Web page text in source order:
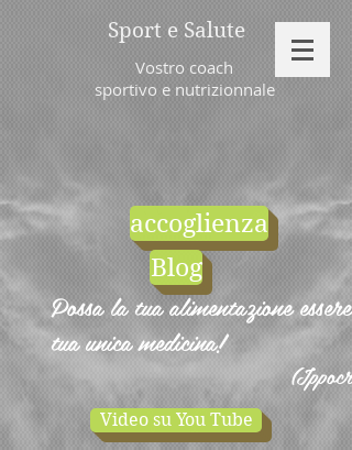
Sport e Salute
Vostro coach
sportivo e nutrizionnale
accoglienza
Blog
Possa la tua alimentazione essere
tua unica medicina!
Video su You Tube